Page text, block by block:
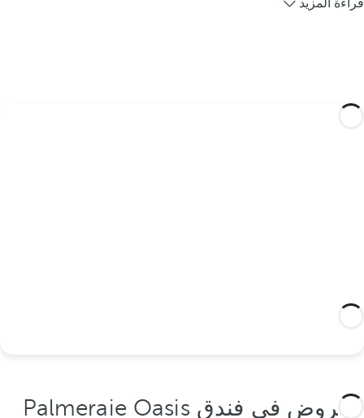
قراءة المزيد
العروض في فندق Palmeraie Oasis